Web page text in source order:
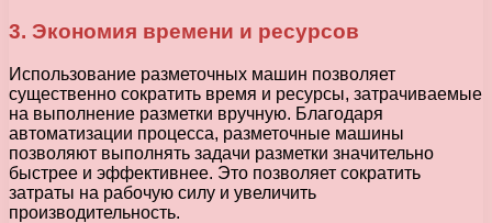
3. Экономия времени и ресурсов
Использование разметочных машин позволяет
существенно сократить время и ресурсы, затрачиваемые
на выполнение разметки вручную. Благодаря
автоматизации процесса, разметочные машины
позволяют выполнять задачи разметки значительно
быстрее и эффективнее. Это позволяет сократить
затраты на рабочую силу и увеличить
производительность.